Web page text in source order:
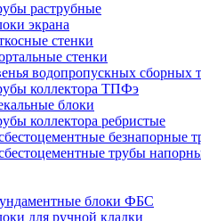
раструбные
экрана
стенки
стенки
водопропускных сборных
коллектора ТПФэ
блоки
коллектора ребристые
безнапорные
трубы
блоки ФБС
для ручной кладки